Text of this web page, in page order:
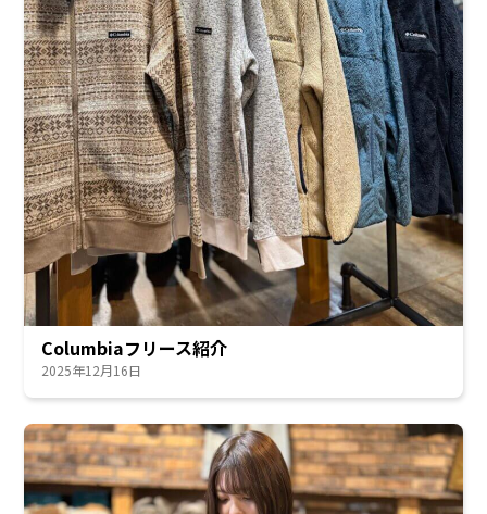
Columbiaフリース紹介
2025年12月16日